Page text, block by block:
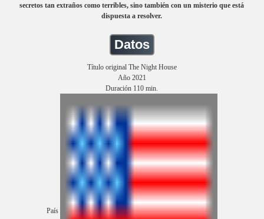
secretos tan extraños como terribles, sino también con un misterio que está
dispuesta a resolver.
Datos
Título original The Night House
Año 2021
Duración 110 min.
País